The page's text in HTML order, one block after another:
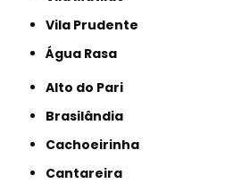
Vila Prudente
Água Rasa
Alto do Pari
Brasilândia
Cachoeirinha
Cantareira